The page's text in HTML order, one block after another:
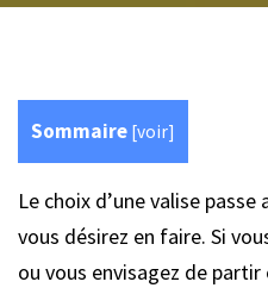
Sommaire [voir]
Le choix d’une valise
vous désirez en faire. Si
ou vous envisagez de partir